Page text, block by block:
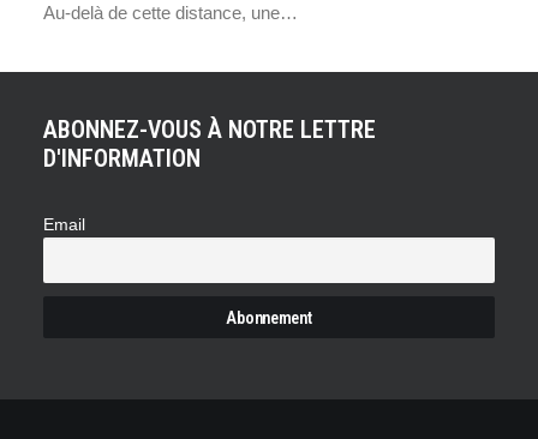
Au-delà de cette distance, une…
ABONNEZ-VOUS À NOTRE LETTRE
D'INFORMATION
Email